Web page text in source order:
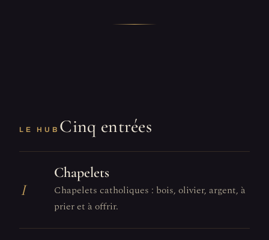
LE HUB Cinq entrées
I
Chapelets
Chapelets catholiques : bois, olivier, argent, à
prier et à offrir.